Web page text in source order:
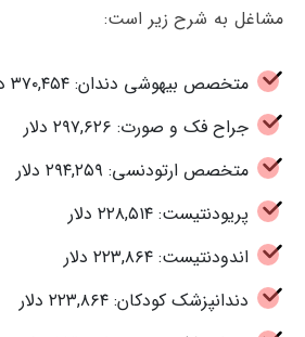
مشاغل به شرح زیر است:
متخصص بیهوشی دندان: ۳۷۰,۴۵۴ دلار
جراح فک و صورت: ۲۹۷,۶۲۶ دلار
متخصص ارتودنسی: ۲۹۴,۲۵۹ دلار
پریودنتیست: ۲۲۸,۵۱۴ دلار
اندودنتیست: ۲۲۳,۸۶۴ دلار
دندانپزشک کودکان: ۲۲۳,۸۶۴ دلار